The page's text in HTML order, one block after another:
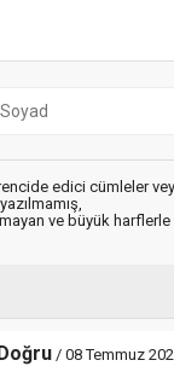
edici cümleler
ve büyük harflerle
/ 08 Temmuz